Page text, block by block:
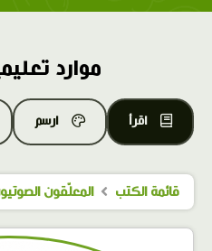
موارد
اقرأ ارسم
قائمة الكتب المعلّقون